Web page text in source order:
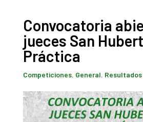
Convocatoria
jueces San
Práctica
Competiciones, General, Resultados